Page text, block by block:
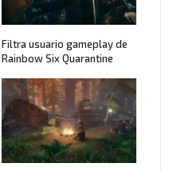
Filtra usuario gameplay de
Rainbow Six Quarantine